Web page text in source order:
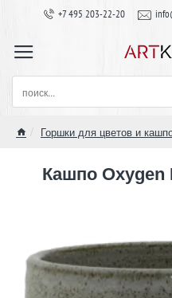
+7 495 203-22-20
поиск...
Горшки для цветов и
Кашпо Oxygen